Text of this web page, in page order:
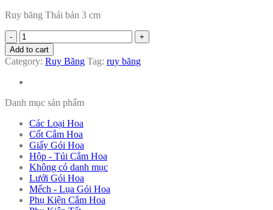
Ruy băng Thái bản 3 cm
Ruy
băng
Thái
quantity
Add to cart
Category: Ruy Băng Tag: ruy băng
Danh mục sản phẩm
Các Loại Hoa
Cốt Cắm Hoa
Giấy Gói Hoa
Hộp - Túi Cắm Hoa
Không có danh mục
Lưới Gói Hoa
Mếch - Lụa Gói Hoa
Phụ Kiện Cắm Hoa